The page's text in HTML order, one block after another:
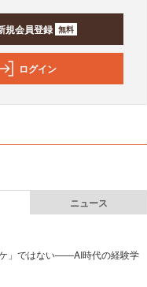
規会員登録 無料
ログイン
ニュース
」ではない——AI時代の経験学